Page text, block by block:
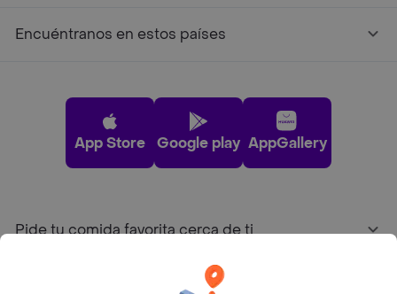
Encuéntranos en estos países
App Store Google play AppGallery
Pide tu comida favorita cerca de ti